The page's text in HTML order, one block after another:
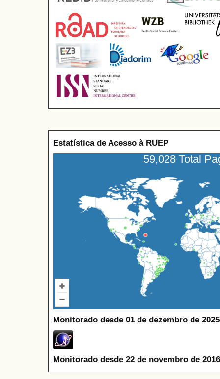
Estatística de Acesso à RUEP
59,028 Total
Monitorado desde 01 de dezembro de
Monitorado desde 22 de novembro de